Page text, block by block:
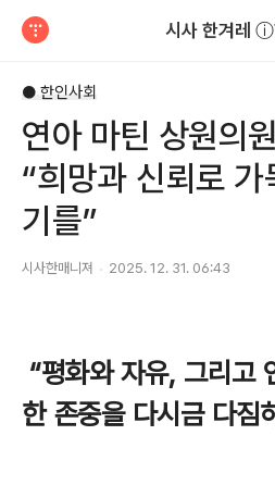
시사 한겨레
● 한인사회
연아 마틴 상원의
“희망과 신뢰로 가
기를”
시사한매니져 2025. 12. 31. 06:43
“평화와 자유, 그리고
한 존중을 다시금 다짐